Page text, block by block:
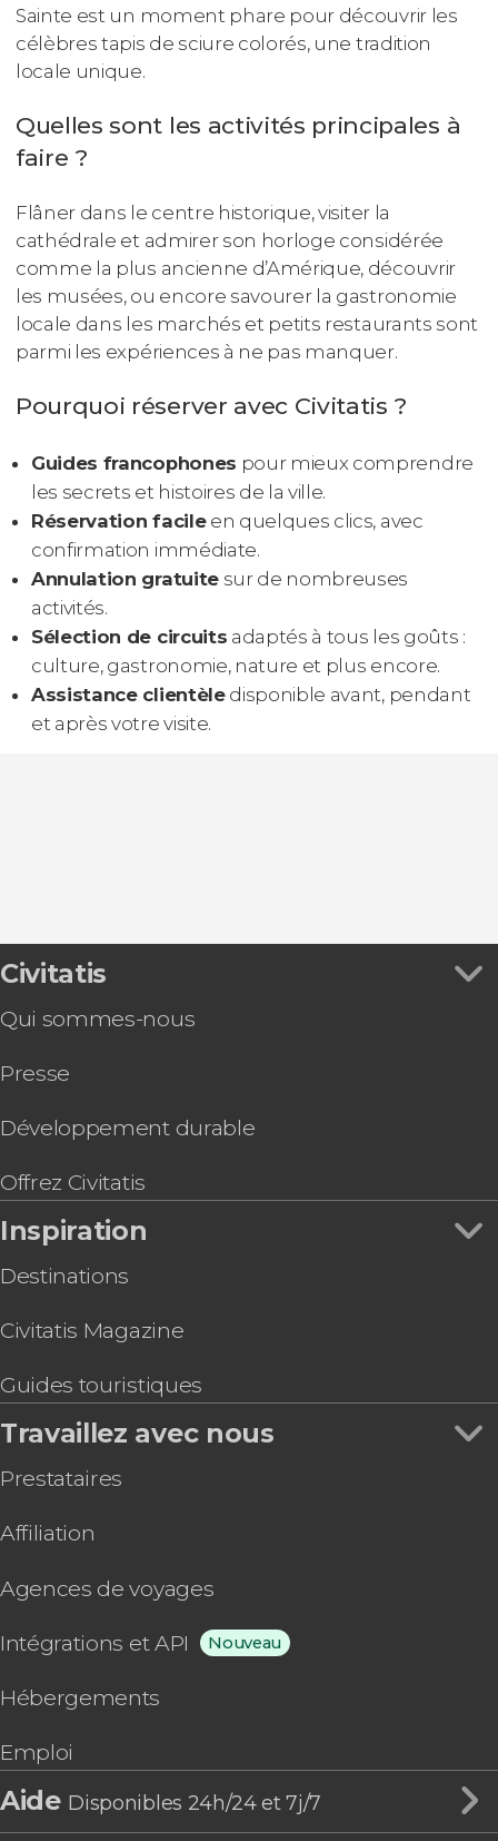
Sainte est un moment phare pour découvrir les
célèbres tapis de sciure colorés, une tradition
locale unique.
Quelles sont les activités principales à
faire ?
Flâner dans le centre historique, visiter la
cathédrale et admirer son horloge considérée
comme la plus ancienne d’Amérique, découvrir
les musées, ou encore savourer la gastronomie
locale dans les marchés et petits restaurants sont
parmi les expériences à ne pas manquer.
Pourquoi réserver avec Civitatis ?
Guides francophones pour mieux comprendre
les secrets et histoires de la ville.
Réservation facileen quelques clics, avec
confirmation immédiate.
Annulation gratuitesur de nombreuses
activités.
Sélection de circuits adaptés à tous les goûts :
culture, gastronomie, nature et plus encore.
Assistance clientèledisponible avant, pendant
et après votre visite.
Civitatis
Qui sommes-nous
Presse
Développement durable
Offrez Civitatis
Inspiration
Destinations
Civitatis Magazine
Guides touristiques
Travaillez avec nous
Prestataires
Affiliation
Agences de voyages
Intégrations et API Nouveau
Hébergements
Emploi
Aide Disponibles 24h/24 et 7j/7